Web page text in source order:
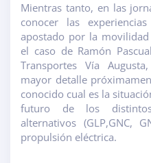
Mientras tanto, en las
conocer las
apostado por la
el caso de Ramón
Transportes Vía
mayor detalle
conocido cual es la
futuro de los
alternativos (GLP,GNC,
propulsión eléctrica.